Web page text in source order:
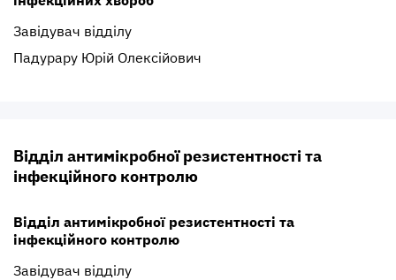
Завідувач відділу
Падурару Юрій Олексійович
Відділ антимікробної резистентності та
інфекційного контролю
Відділ антимікробної резистентності та
інфекційного контролю
Завідувач відділу